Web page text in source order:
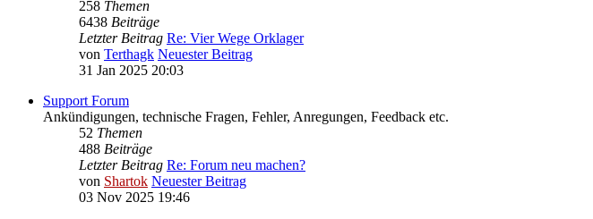
258 Themen
6438 Beiträge
Letzter Beitrag Re: Vier Wege Orklager
von Terthagk Neuester Beitrag
31 Jan 2025 20:03
Support Forum
Ankündigungen, technische Fragen, Fehler, Anregungen, Feedback etc.
52 Themen
488 Beiträge
Letzter Beitrag Re: Forum neu machen?
von Shartok Neuester Beitrag
03 Nov 2025 19:46